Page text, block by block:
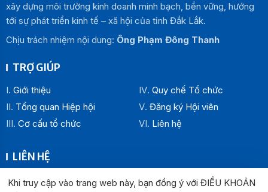
xây dựng môi trường kinh doanh minh bạch, bền vững, hướng
tới sự phát triển kinh tế – xã hội của tỉnh Đắk Lắk.
Chịu trách nhiệm nội dung: Ông Phạm Đông Thanh
TRỢ GIÚP
Giới thiệu
Tổng quan Hiệp hội
Cơ cấu tổ chức
Quy chế Tổ chức
Đăng ký Hội viên
Liên hệ
LIÊN HỆ
Địa chỉ:
Khi truy cập vào trang web này, bạn đồng ý với ĐIỀU KHOẢN